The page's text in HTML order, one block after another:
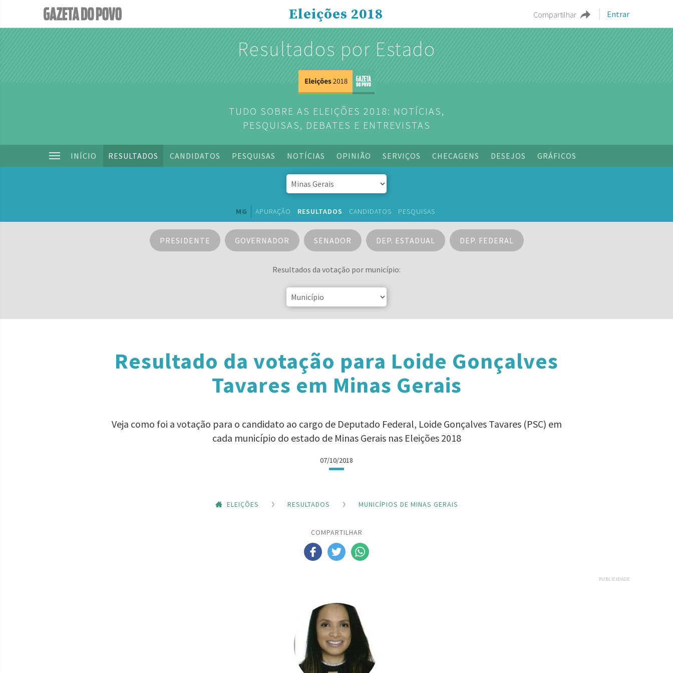
Compartilhar Entrar
Eleições 2018
Resultados por Estado
TUDO SOBRE AS ELEIÇÕES 2018: NOTÍCIAS,
PESQUISAS, DEBATES E ENTREVISTAS
INÍCIO RESULTADOS CANDIDATOS PESQUISAS NOTÍCIAS OPINIÃO SERVIÇOS CHECAGENS DESEJOS GRÁFICOS
MG APURAÇÃO RESULTADOS CANDIDATOS PESQUISAS
PRESIDENTE GOVERNADOR SENADOR DEP. ESTADUAL DEP. FEDERAL
Resultados da votação por município:
Resultado da votação para Loide Gonçalves
Tavares em Minas Gerais
Veja como foi a votação para o candidato ao cargo de Deputado Federal, Loide Gonçalves Tavares (PSC) em
cada município do estado de Minas Gerais nas Eleições 2018
07/10/2018
ELEIÇÕES RESULTADOS MUNICÍPIOS DE MINAS GERAIS
COMPARTILHAR
PUBLICIDADE